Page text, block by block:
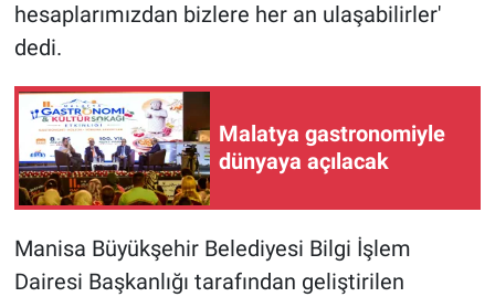
hesaplarımızdan bizlere her an ulaşabilirler'
dedi.
Malatya gastronomiyle
dünyaya açılacak
Manisa Büyükşehir Belediyesi Bilgi İşlem
Dairesi Başkanlığı tarafından geliştirilen